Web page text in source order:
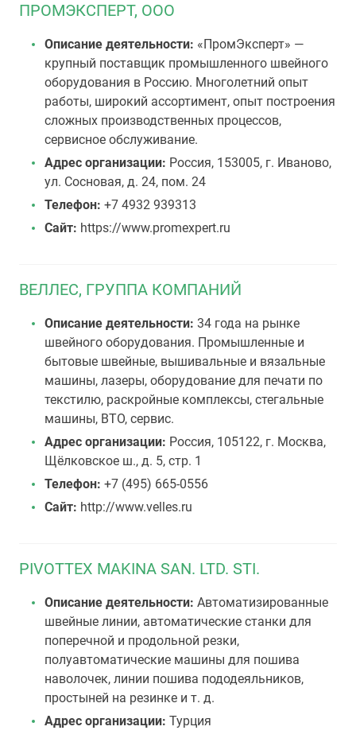
ПРОМЭКСПЕРТ, ООО
Описание деятельности: «ПромЭксперт» —
крупный поставщик промышленного швейного
оборудования в Россию. Многолетний опыт
работы, широкий ассортимент, опыт построения
сложных производственных процессов,
сервисное обслуживание.
Адрес организации: Россия, 153005, г. Иваново,
ул. Сосновая, д. 24, пом. 24
Телефон: +7 4932 939313
Сайт: https://www.promexpert.ru
ВЕЛЛЕС, ГРУППА КОМПАНИЙ
Описание деятельности: 34 года на рынке
швейного оборудования. Промышленные и
бытовые швейные, вышивальные и вязальные
машины, лазеры, оборудование для печати по
текстилю, раскройные комплексы, стегальные
машины, ВТО, сервис.
Адрес организации: Россия, 105122, г. Москва,
Щёлковское ш., д. 5, стр. 1
Телефон: +7 (495) 665-0556
Сайт: http://www.velles.ru
PIVOTTEX MAKINA SAN. LTD. STI.
Описание деятельности: Автоматизированные
швейные линии, автоматические станки для
поперечной и продольной резки,
полуавтоматические машины для пошива
наволочек, линии пошива пододеяльников,
простыней на резинке и т. д.
Адрес организации: Турция